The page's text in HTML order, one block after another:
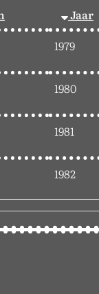
Jaar
1979
1980
1981
1982